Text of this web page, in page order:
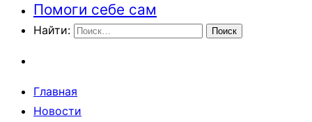
Помоги себе сам
Найти:
Главная
Новости